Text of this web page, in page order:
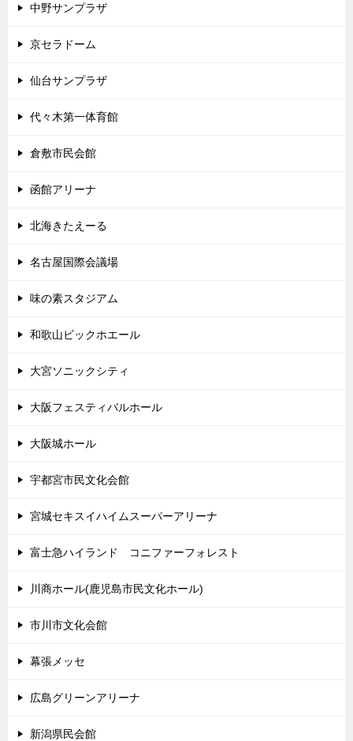
中野サンプラザ
京セラドーム
仙台サンプラザ
代々木第一体育館
倉敷市民会館
函館アリーナ
北海きたえーる
名古屋国際会議場
味の素スタジアム
和歌山ビックホエール
大宮ソニックシティ
大阪フェスティバルホール
大阪城ホール
宇都宮市民文化会館
宮城セキスイハイムスーパーアリーナ
富士急ハイランド コニファーフォレスト
川商ホール(鹿児島市民文化ホール)
市川市文化会館
幕張メッセ
広島グリーンアリーナ
新潟県民会館